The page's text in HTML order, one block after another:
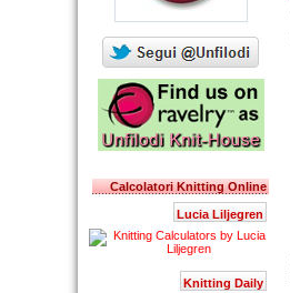
Calcolatori Knitting Online
Lucia Liljegren
Knitting Daily